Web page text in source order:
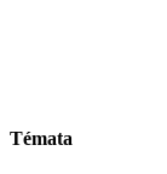
Témata